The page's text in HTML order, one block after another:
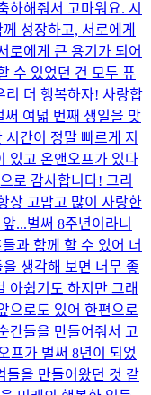
하해줘서 고마워요. 시
성장하고, 서로에게
로에게 큰 용기가 되어
수 있었던 건 모두 퓨
리 더 행복하자! 사랑합
여덟 번째 생일을 맞
간이 정말 빠르게 지
있고 온앤오프가 있다
로 감사합니다! 그리
상 고맙고 많이 사랑한
...벌써 8주년이라니
과 함께 할 수 있어 너
생각해 보면 너무 좋
아쉽기도 하지만 그래
으로도 있어 한편으로
간들을 만들어줘서 고
프가 벌써 8년이 되었
들을 만들어왔던 것 같